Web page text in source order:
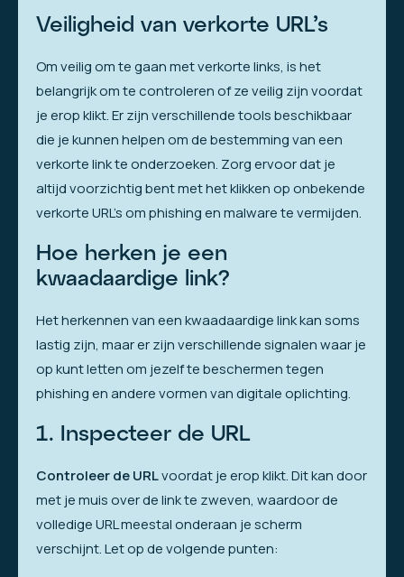
Veiligheid van verkorte URL’s
Om veilig om te gaan met verkorte links, is het
belangrijk om te controleren of ze veilig zijn voordat
je erop klikt. Er zijn verschillende tools beschikbaar
die je kunnen helpen om de bestemming van een
verkorte link te onderzoeken. Zorg ervoor dat je
altijd voorzichtig bent met het klikken op onbekende
verkorte URL’s om phishing en malware te vermijden.
Hoe herken je een
kwaadaardige link?
Het herkennen van een kwaadaardige link kan soms
lastig zijn, maar er zijn verschillende signalen waar je
op kunt letten om jezelf te beschermen tegen
phishing en andere vormen van digitale oplichting.
1. Inspecteer de URL
Controleer de URLvoordat je erop klikt. Dit kan door
met je muis over de link te zweven, waardoor de
volledige URL meestal onderaan je scherm
verschijnt. Let op de volgende punten: